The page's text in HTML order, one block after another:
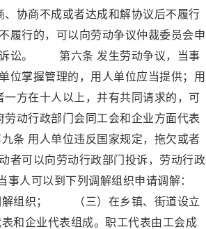
协商不成或者达成和解协议后不履行
履行的，可以向劳动争议仲裁委员会申
诉讼。 第六条 发生劳动争议，当事
位掌握管理的，用人单位应当提供；用
方在十人以上，并有共同请求的，可
动行政部门会同工会和企业方面代表
用人单位违反国家规定，拖欠或者
者可以向劳动行政部门投诉，劳动行政
以到下列调解组织申请调解：
组织； （三）在乡镇、街道设立
企业代表组成。职工代表由工会成